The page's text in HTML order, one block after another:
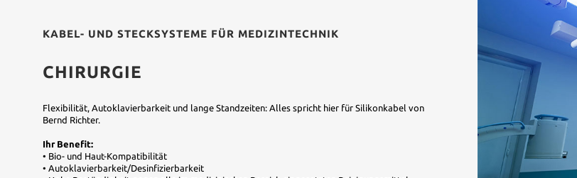
KABEL- UND STECKSYSTEME FÜR MEDIZINTECHNIK
CHIRURGIE
Flexibilität, Autoklavierbarkeit und lange Standzeiten: Alles spricht hier für Silikonkabel von
Bernd Richter.
Ihr Benefit:
• Bio- und Haut-Kompatibilität
• Autoklavierbarkeit/Desinfizierbarkeit